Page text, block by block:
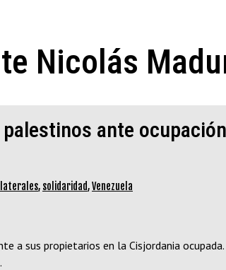
Nicolás
ante
, solidaridad,Venezuela
a sus propietarios en la Cisjordania